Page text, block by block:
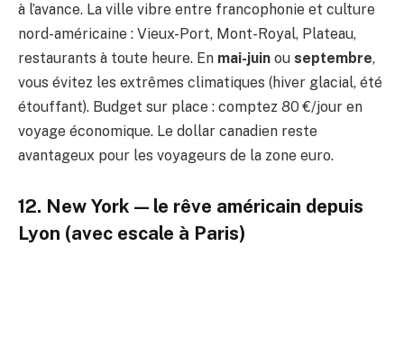
à l’avance. La ville vibre entre francophonie et culture
nord-américaine : Vieux-Port, Mont-Royal, Plateau,
restaurants à toute heure. En mai-juin ou septembre,
vous évitez les extrêmes climatiques (hiver glacial, été
étouffant). Budget sur place : comptez 80 €/jour en
voyage économique. Le dollar canadien reste
avantageux pour les voyageurs de la zone euro.
12. New York — le rêve américain depuis
Lyon (avec escale à Paris)